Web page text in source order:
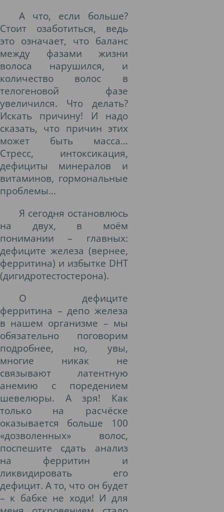
А что, если больше?
Стоит озаботиться, ведь
это означает, что баланс
между фазами жизни
волоса нарушился, и
количество волос в
телогеновой фазе
увеличился. Что делать?
Искать причину! И надо
сказать, что причин этих
может быть масса…
Стресс, интоксикация,
дефициты минералов и
витаминов, гормональные
проблемы...
Я сегодня остановлюсь
на двух, в моём
понимании – главных:
дефиците железа (вернее,
ферритина) и избытке DHT
(дигидротестостерона).
О дефиците
ферритина – депо железа
в нашем организме – мы
обязательно поговорим
подробнее, но, увы,
многие никак не
связывают латентную
анемию с поредением
шевелюры. А зря! Как
только на расчёске
оказывается больше 100
«дозволенных» волос,
поспешите сдать анализ
на ферритин и
ликвидировать его
дефицит. А то, что он будет
– к бабке не ходи! И для